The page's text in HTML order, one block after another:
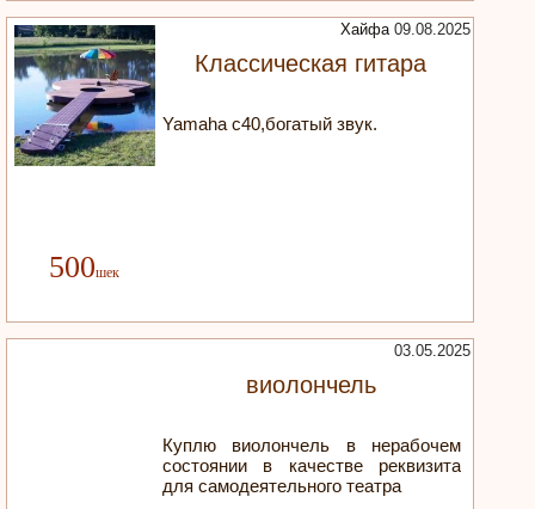
Цена 300 шек. Фотки в Вотс Апп.
Классическая гитара
Yamaha c40,богатый звук.
500
Хайфа 09.08.2025
виолончель
Куплю виолончель в нерабочем
состоянии в качестве реквизита
для самодеятельного театра
03.05.2025